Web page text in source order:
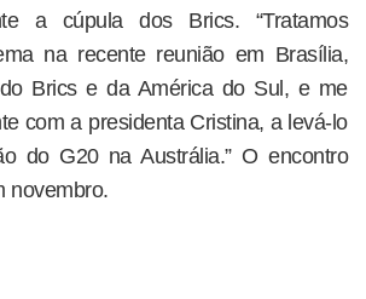
a cúpula dos Brics. “Tratamos
na recente reunião em Brasília,
Brics e da América do Sul, e me
com a presidenta Cristina, a levá-lo
do G20 na Austrália.” O encontro
novembro.